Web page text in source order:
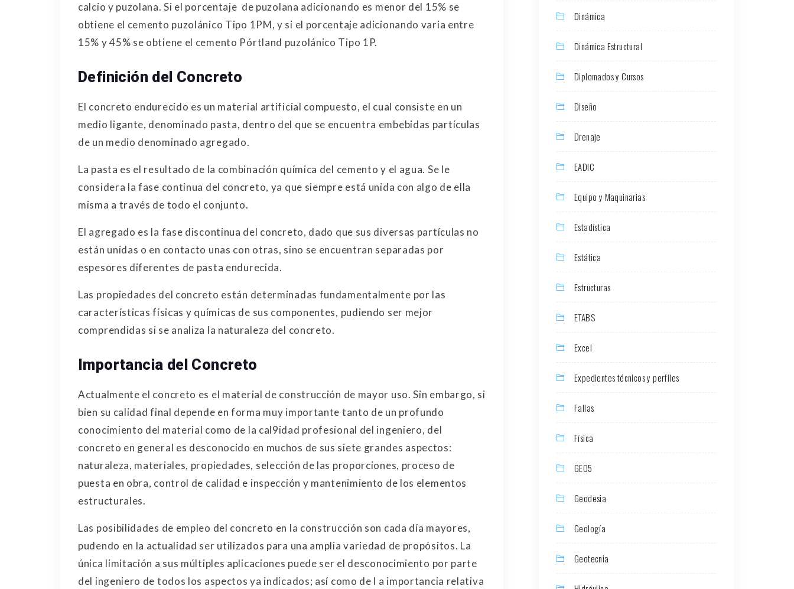
calcio y puzolana. Si el porcentaje de puzolana adicionando es menor del 15% se
obtiene el cemento puzolánico Tipo 1PM, y si el porcentaje adicionando varia entre
15% y 45% se obtiene el cemento Pórtland puzolánico Tipo 1P.
Definición del Concreto
El concreto endurecido es un material artificial compuesto, el cual consiste en un
medio ligante, denominado pasta, dentro del que se encuentra embebidas partículas
de un medio denominado agregado.
La pasta es el resultado de la combinación química del cemento y el agua. Se le
considera la fase continua del concreto, ya que siempre está unida con algo de ella
misma a través de todo el conjunto.
El agregado es la fase discontinua del concreto, dado que sus diversas partículas no
están unidas o en contacto unas con otras, sino se encuentran separadas por
espesores diferentes de pasta endurecida.
Las propiedades del concreto están determinadas fundamentalmente por las
características físicas y químicas de sus componentes, pudiendo ser mejor
comprendidas si se analiza la naturaleza del concreto.
Importancia del Concreto
Actualmente el concreto es el material de construcción de mayor uso. Sin embargo, si
bien su calidad final depende en forma muy importante tanto de un profundo
conocimiento del material como de la cal9idad profesional del ingeniero, del
concreto en general es desconocido en muchos de sus siete grandes aspectos:
naturaleza, materiales, propiedades, selección de las proporciones, proceso de
puesta en obra, control de calidad e inspección y mantenimiento de los elementos
estructurales.
Las posibilidades de empleo del concreto en la construcción son cada día mayores,
pudendo en la actualidad ser utilizados para una amplia variedad de propósitos. La
única limitación a sus múltiples aplicaciones puede ser el desconocimiento por parte
del ingeniero de todos los aspectos ya indicados; así como de l a importancia relativa
Dinámica
Dinámica Estructural
Diplomados y Cursos
Diseño
Drenaje
EADIC
Equipo y Maquinarias
Estadística
Estática
Estructuras
ETABS
Excel
Expedientes técnicos y perfiles
Fallas
Física
GEO5
Geodesia
Geología
Geotecnia